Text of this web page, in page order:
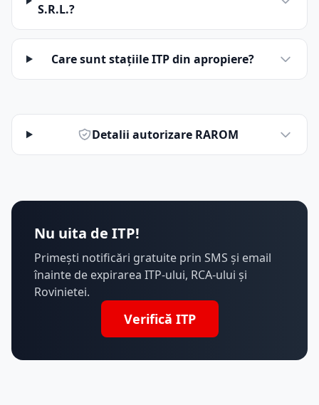
S.R.L.?
Care sunt stațiile ITP din apropiere?
Detalii autorizare RAROM
Nu uita de ITP!
Primești notificări gratuite prin SMS și email
înainte de expirarea ITP-ului, RCA-ului și
Rovinietei.
Verifică ITP